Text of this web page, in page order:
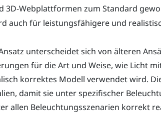
3D-Webplattformen zum Standard
auch für leistungsfähigere und
unterscheidet sich von älteren
für die Art und Weise, wie Licht
korrektes Modell verwendet wird.
damit sie unter spezifischer
allen Beleuchtungsszenarien korrekt